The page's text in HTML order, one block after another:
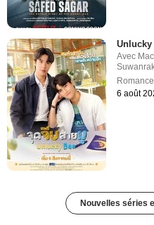
Unlucky
Avec
Romance
6 août
Nouvelles séries